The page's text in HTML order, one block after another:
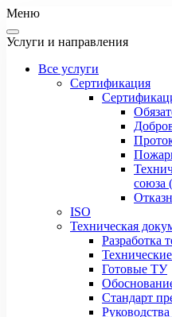
Меню
Услуги и направления
Все услуги
Сертификация
союза
ISO
Техническая
Разработка
Готовые ТУ
Стандарт